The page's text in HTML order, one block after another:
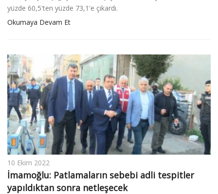
yüzde 60,5'ten yüzde 73,1'e çıkardı.
Okumaya Devam Et
10 Ekim 2022
İmamoğlu: Patlamaların sebebi adli tespitler
yapıldıktan sonra netleşecek